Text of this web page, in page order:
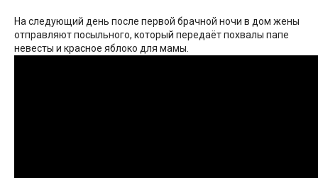
На следующий день после первой брачной ночи в дом жены
отправляют посыльного, который передаёт похвалы папе
невесты и красное яблоко для мамы.